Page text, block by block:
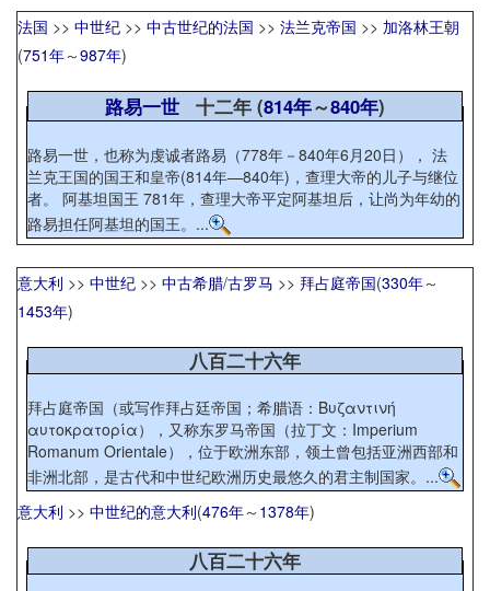
法国 >> 中世纪 >> 中古世纪的法国 >> 法兰克帝国 >> 加洛林王朝
(751年～987年)
路易一世十二年 (814年～840年)
路易一世，也称为虔诚者路易（778年－840年6月20日）， 法
兰克王国的国王和皇帝(814年—840年)，查理大帝的儿子与继位
者。 阿基坦国王 781年，查理大帝平定阿基坦后，让尚为年幼的
路易担任阿基坦的国王。...
意大利 >> 中世纪 >> 中古希腊/古罗马 >> 拜占庭帝国(330年～
1453年)
八百二十六年
拜占庭帝国（或写作拜占廷帝国；希腊语：Βυζαντινή
αυτοκρατορία），又称东罗马帝国（拉丁文：Imperium
Romanum Orientale），位于欧洲东部，领土曾包括亚洲西部和
非洲北部，是古代和中世纪欧洲历史最悠久的君主制国家。...
意大利 >> 中世纪的意大利(476年～ 1378年)
八百二十六年